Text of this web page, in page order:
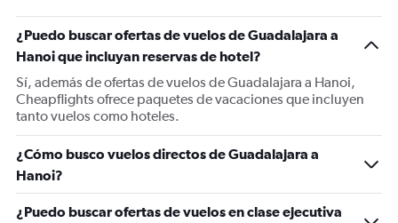
¿Puedo buscar ofertas de vuelos de Guadalajara a
Hanoi que incluyan reservas de hotel?
Sí, además de ofertas de vuelos de Guadalajara a Hanoi,
Cheapflights ofrece paquetes de vacaciones que incluyen
tanto vuelos como hoteles.
¿Cómo busco vuelos directos de Guadalajara a
Hanoi?
¿Puedo buscar ofertas de vuelos en clase ejecutiva